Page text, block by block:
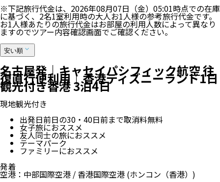
※下記旅行代金は、 2026年08月07日（金）05:01時点での在庫
に基づく、2名1室利用時の大人お1人様の参考旅行代金です。
お1人様あたりの旅行代金はお部屋の利用人数によって異なり
ますのでツアー内容確認画面でご確認ください。
安い順
名古屋発｜キャセイパシフィック航空 往
復直行便利用｜香港ディズニーランド1日
観光付き香港 3泊4日
現地観光付き
出発日前日の30・40日前まで取消料無料
女子旅におススメ
友人同士の旅におススメ
テーマパーク
ファミリーにおススメ
発着
空港 ： 中部国際空港 / 香港国際空港 (ホンコン（香港）)